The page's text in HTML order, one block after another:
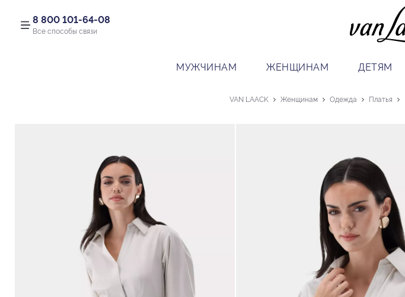
8 800 101-64-08
Все способы связи
МУЖЧИНАМ ЖЕНЩИНАМ ДЕТЯМ
VAN LAACK Женщинам Одежда Платья